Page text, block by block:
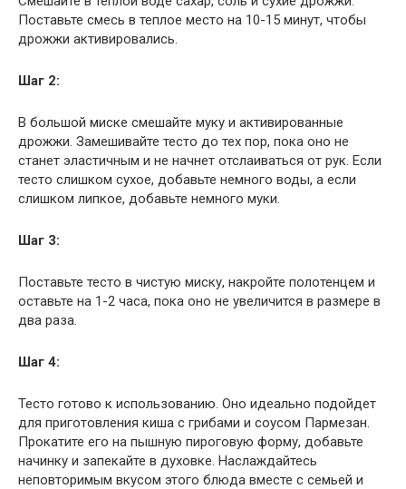
Поставьте смесь в теплое место на 10-15 минут, чтобы
дрожжи активировались.
Шаг 2:
В большой миске смешайте муку и активированные
дрожжи. Замешивайте тесто до тех пор, пока оно не
станет эластичным и не начнет отслаиваться от рук. Если
тесто слишком сухое, добавьте немного воды, а если
слишком липкое, добавьте немного муки.
Шаг 3:
Поставьте тесто в чистую миску, накройте полотенцем и
оставьте на 1-2 часа, пока оно не увеличится в размере в
два раза.
Шаг 4:
Тесто готово к использованию. Оно идеально подойдет
для приготовления киша с грибами и соусом Пармезан.
Прокатите его на пышную пироговую форму, добавьте
начинку и запекайте в духовке. Наслаждайтесь
неповторимым вкусом этого блюда вместе с семьей и